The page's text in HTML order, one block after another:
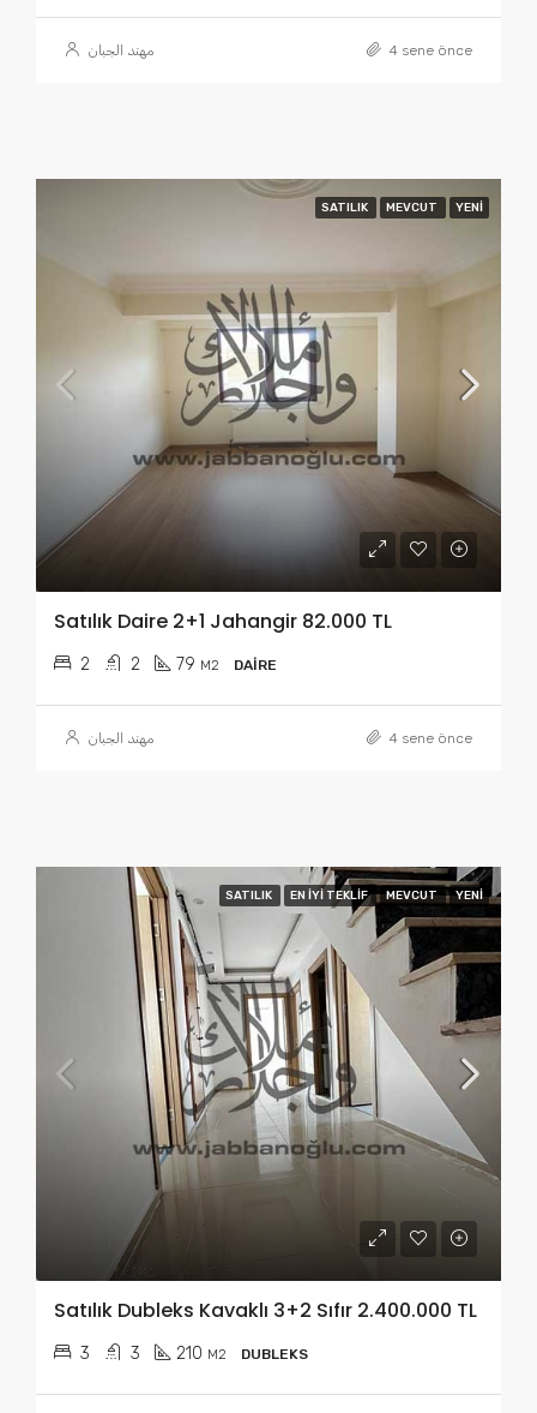
مهند الجبان 4 sene önce
SATILIK MEVCUT YENI
Satılık Daire 2+1 Jahangir 82.000 TL
2 2 79 M2 DAIRE
مهند الجبان 4 sene önce
SATILIK EN IYI TEKLIF MEVCUT YENI
Satılık Dubleks Kavaklı 3+2 Sıfır 2.400.000 TL
3 3 210 M2 DUBLEKS